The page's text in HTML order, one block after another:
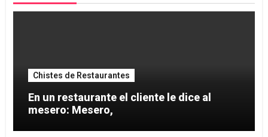
Chistes de Restaurantes
En un restaurante el cliente le dice al
mesero: Mesero,